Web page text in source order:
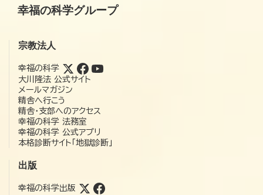
幸福の科学グループ
宗教法人
幸福の科学
大川隆法 公式サイト
メールマガジン
精舎へ行こう
精舎・支部へのアクセス
幸福の科学 法務室
幸福の科学 公式アプリ
本格診断サイト「地獄診断」
出版
幸福の科学出版